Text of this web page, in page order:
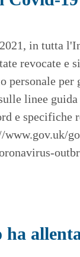
in tutta
revocate e
personale
linee
e specifiche